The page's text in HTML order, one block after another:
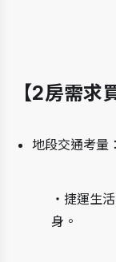
【2房需求
地段交通考量：
・捷運生
身。